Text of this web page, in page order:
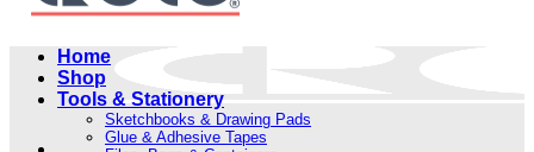
Home
Shop
Tools & Stationery
Sketchbooks & Drawing Pads
Glue & Adhesive Tapes